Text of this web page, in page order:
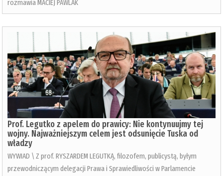
rozmawia MACIEJ PAWLAK
Prof. Legutko z apelem do prawicy: Nie kontynuujmy tej
wojny. Najważniejszym celem jest odsunięcie Tuska od
władzy
WYWIAD \ Z prof. RYSZARDEM LEGUTKĄ, filozofem, publicystą, byłym
przewodniczącym delegacji Prawa i Sprawiedliwości w Parlamencie